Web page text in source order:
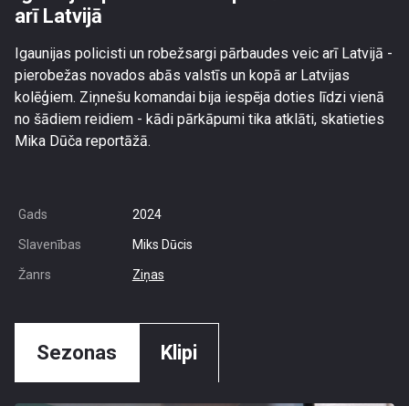
arī Latvijā
Igaunijas policisti un robežsargi pārbaudes veic arī Latvijā -
pierobežas novados abās valstīs un kopā ar Latvijas
kolēģiem. Ziņnešu komandai bija iespēja doties līdzi vienā
no šādiem reidiem - kādi pārkāpumi tika atklāti, skatieties
Mika Dūča reportāžā.
Gads 2024
Slavenības Miks Dūcis
Žanrs Ziņas
Sezonas Klipi